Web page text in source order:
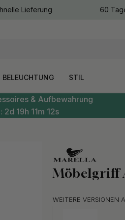
Lieferung 60
BELEUCHTUNG STIL
& Aufbewahrung
2d 19h 11m 11s
Möbelgriff
WEITERE VERSIONEN